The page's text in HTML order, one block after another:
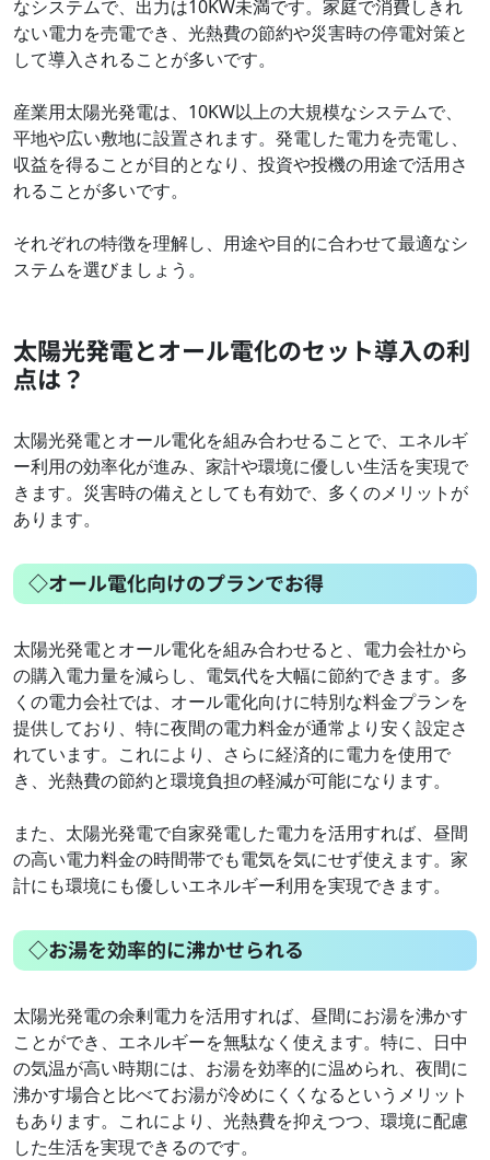
なシステムで、出力は10KW未満です。家庭で消費しきれ
ない電力を売電でき、光熱費の節約や災害時の停電対策と
して導入されることが多いです。
産業用太陽光発電は、10KW以上の大規模なシステムで、
平地や広い敷地に設置されます。発電した電力を売電し、
収益を得ることが目的となり、投資や投機の用途で活用さ
れることが多いです。
それぞれの特徴を理解し、用途や目的に合わせて最適なシ
ステムを選びましょう。
太陽光発電とオール電化のセット導入の利
点は？
太陽光発電とオール電化を組み合わせることで、エネルギ
ー利用の効率化が進み、家計や環境に優しい生活を実現で
きます。災害時の備えとしても有効で、多くのメリットが
あります。
◇オール電化向けのプランでお得
太陽光発電とオール電化を組み合わせると、電力会社から
の購入電力量を減らし、電気代を大幅に節約できます。多
くの電力会社では、オール電化向けに特別な料金プランを
提供しており、特に夜間の電力料金が通常より安く設定さ
れています。これにより、さらに経済的に電力を使用で
き、光熱費の節約と環境負担の軽減が可能になります。
また、太陽光発電で自家発電した電力を活用すれば、昼間
の高い電力料金の時間帯でも電気を気にせず使えます。家
計にも環境にも優しいエネルギー利用を実現できます。
◇お湯を効率的に沸かせられる
太陽光発電の余剰電力を活用すれば、昼間にお湯を沸かす
ことができ、エネルギーを無駄なく使えます。特に、日中
の気温が高い時期には、お湯を効率的に温められ、夜間に
沸かす場合と比べてお湯が冷めにくくなるというメリット
もあります。これにより、光熱費を抑えつつ、環境に配慮
した生活を実現できるのです。